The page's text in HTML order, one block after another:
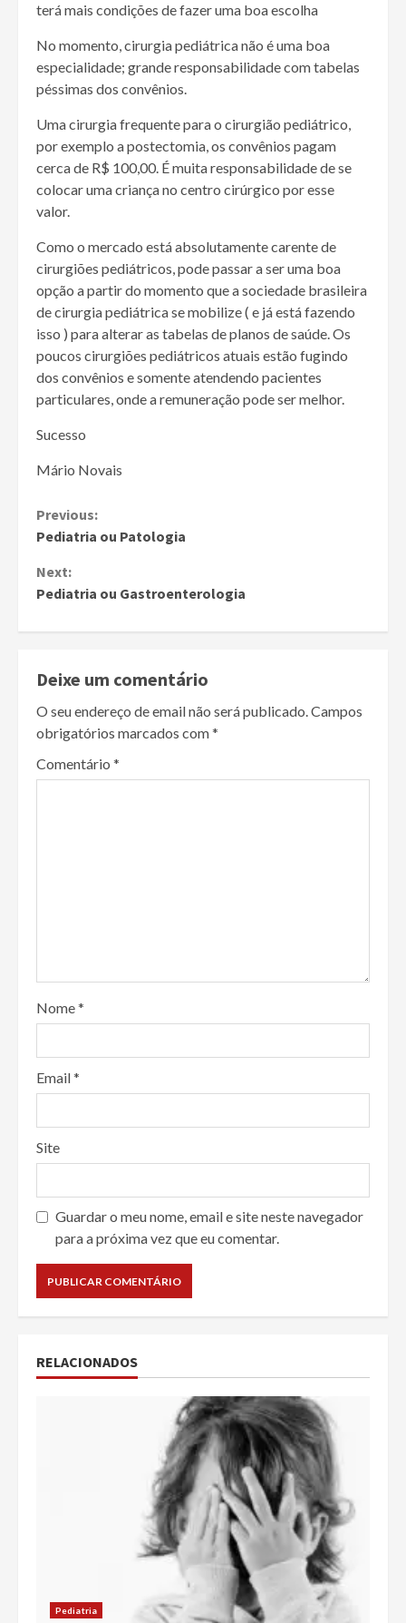
terá mais condições de fazer uma boa escolha
No momento, cirurgia pediátrica não é uma boa
especialidade; grande responsabilidade com tabelas
péssimas dos convênios.
Uma cirurgia frequente para o cirurgião pediátrico,
por exemplo a postectomia, os convênios pagam
cerca de R$ 100,00. É muita responsabilidade de se
colocar uma criança no centro cirúrgico por esse
valor.
Como o mercado está absolutamente carente de
cirurgiões pediátricos, pode passar a ser uma boa
opção a partir do momento que a sociedade brasileira
de cirurgia pediátrica se mobilize ( e já está fazendo
isso ) para alterar as tabelas de planos de saúde. Os
poucos cirurgiões pediátricos atuais estão fugindo
dos convênios e somente atendendo pacientes
particulares, onde a remuneração pode ser melhor.
Sucesso
Mário Novais
Continue
Previous:
Pediatria ou Patologia
Next:
Pediatria ou Gastroenterologia
Deixe um comentário
O seu endereço de email não será publicado.Campos
obrigatórios marcados com*
Comentário *
Nome*
Email*
Site
Guardar o meu nome, email e site neste navegador
para a próxima vez que eu comentar.
RELACIONADOS
Pediatria